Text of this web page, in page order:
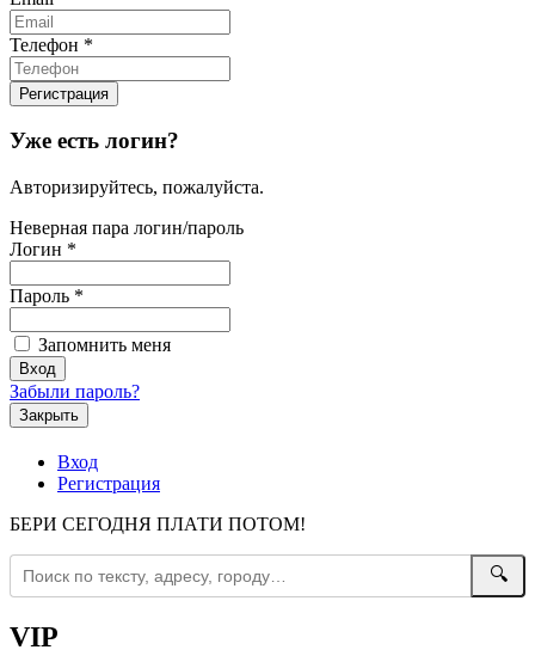
Телефон *
Уже есть логин?
Авторизируйтесь, пожалуйста.
Неверная пара логин/пароль
Логин *
Пароль *
Запомнить меня
Забыли пароль?
Закрыть
Вход
Регистрация
БЕРИ СЕГОДНЯ ПЛАТИ ПОТОМ!
🔍
VIP